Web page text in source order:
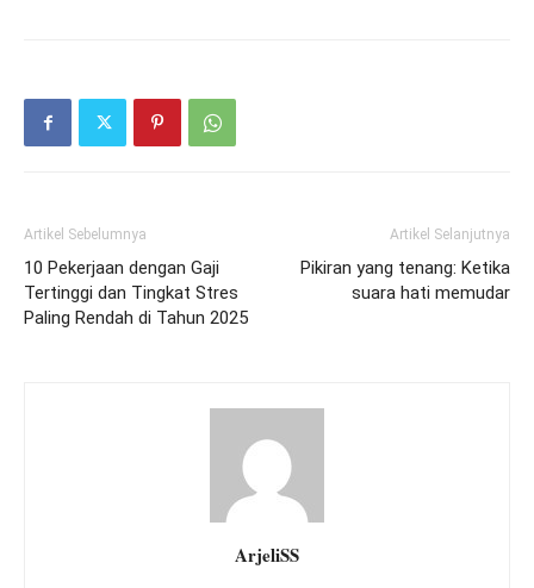
Artikel Sebelumnya
10 Pekerjaan dengan Gaji
Tertinggi dan Tingkat Stres
Paling Rendah di Tahun 2025
Artikel Selanjutnya
Pikiran yang tenang: Ketika
suara hati memudar
ArjeliSS